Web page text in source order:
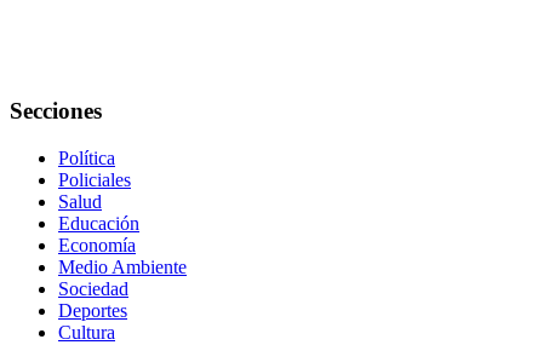
Secciones
Política
Policiales
Salud
Educación
Economía
Medio Ambiente
Sociedad
Deportes
Cultura